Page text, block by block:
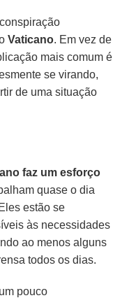
Vaticano. Em vez de
mais comum é
se virando,
de uma situação
faz um esforço
quase o dia
estão se
às necessidades
ao menos alguns
todos os dias.
pouco